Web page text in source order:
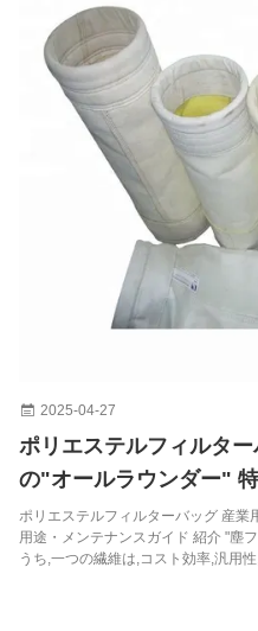
2025-04-27
ポリエステルフィルタ
の"オールラウンダー"
ガイド
ポリエステルフィルターバッグ 産業
用途・メンテナンスガイド 紹介 "塵
うち,一つの繊維は,コスト効率,汎用
この記事では,この"万能"の秘密と,